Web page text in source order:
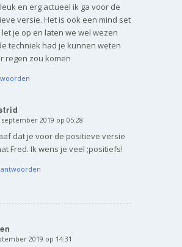
en erg actueel ik ga voor de
versie. Het is ook een mind set
je op en laten we wel wezen
techniek had je kunnen weten
regen zou komen
september 2019 op 05:28
dat je voor de positieve versie
Fred. Ik wens je veel ;positiefs!
2019 op 14:31